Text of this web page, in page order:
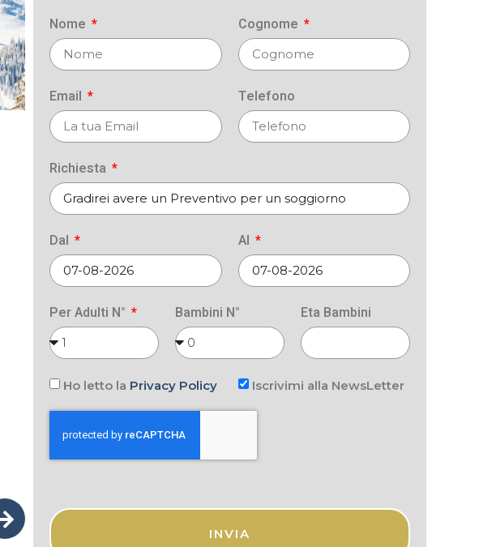
Nome Cognome
Email Telefono
Richiesta
Dal Al
Per Adulti N° Bambini N° Eta Bambini
Ho letto la Privacy Policy Iscrivimi alla NewsLetter
INVIA